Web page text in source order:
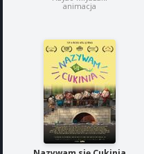
animacja